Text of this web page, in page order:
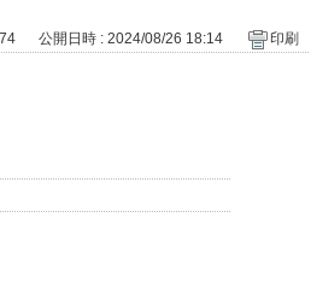
公開日時 : 2024/08/26 18:14 印刷